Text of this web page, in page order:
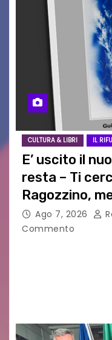
CULTURA & LIBRI IL
E’ uscito il
resta – Ti
Ragozzino,
Capua
Ago 7, 2026
Commento